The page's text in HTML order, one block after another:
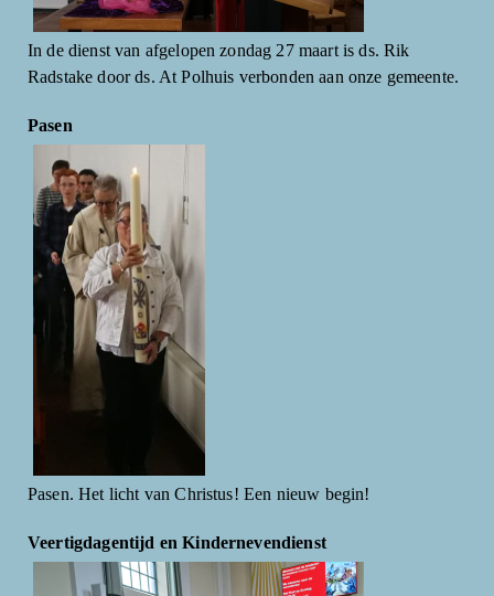
In de dienst van afgelopen zondag 27 maart is ds. Rik
Radstake door ds. At Polhuis verbonden aan onze gemeente.
Pasen
Pasen. Het licht van Christus! Een nieuw begin!
Veertigdagentijd en Kindernevendienst